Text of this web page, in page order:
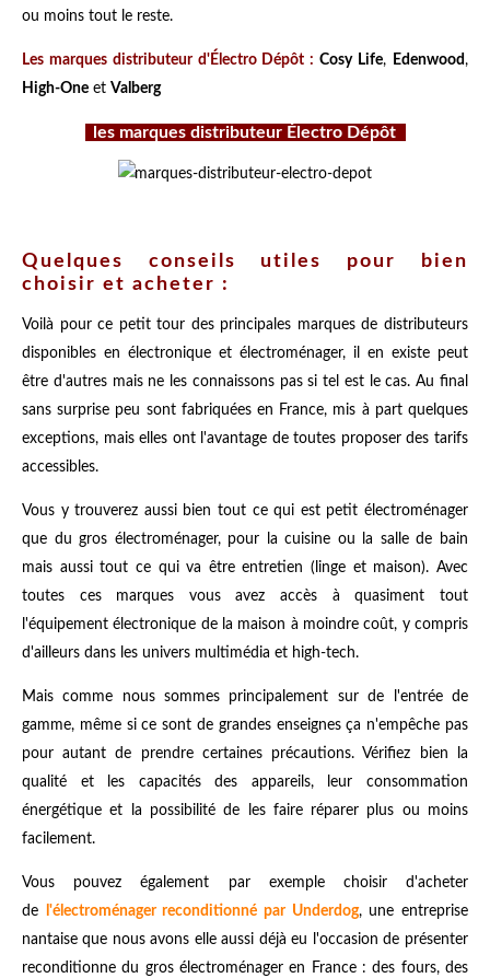
ou moins tout le reste.
Les marques distributeur d'Électro Dépôt : Cosy Life, Edenwood,
High-One et Valberg
les marques distributeur Électro Dépôt
Quelques conseils utiles pour bien
choisir et acheter :
Voilà pour ce petit tour des principales marques de distributeurs
disponibles en électronique et électroménager, il en existe peut
être d'autres mais ne les connaissons pas si tel est le cas. Au final
sans surprise peu sont fabriquées en France, mis à part quelques
exceptions, mais elles ont l'avantage de toutes proposer des tarifs
accessibles.
Vous y trouverez aussi bien tout ce qui est petit électroménager
que du gros électroménager, pour la cuisine ou la salle de bain
mais aussi tout ce qui va être entretien (linge et maison). Avec
toutes ces marques vous avez accès à quasiment tout
l'équipement électronique de la maison à moindre coût, y compris
d'ailleurs dans les univers multimédia et high-tech.
Mais comme nous sommes principalement sur de l'entrée de
gamme, même si ce sont de grandes enseignes ça n'empêche pas
pour autant de prendre certaines précautions. Vérifiez bien la
qualité et les capacités des appareils, leur consommation
énergétique et la possibilité de les faire réparer plus ou moins
facilement.
Vous pouvez également par exemple choisir d'acheter
de
l'électroménager reconditionné par Underdog, une entreprise
nantaise que nous avons elle aussi déjà eu l'occasion de présenter
reconditionne du gros électroménager en France : des fours, des